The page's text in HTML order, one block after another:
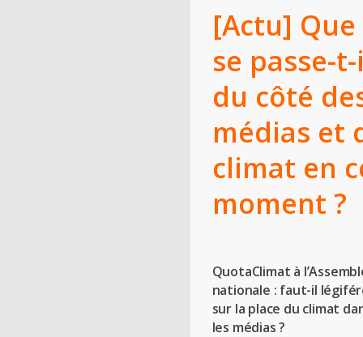
[Actu] Que
se passe-
du côté
médias et
climat en
moment ?
QuotaClimat à
nationale : faut-il
sur la place du climat
les médias ?